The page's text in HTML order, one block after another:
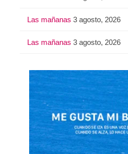
Las mañanas 3 agosto, 2026
Las mañanas 3 agosto, 2026